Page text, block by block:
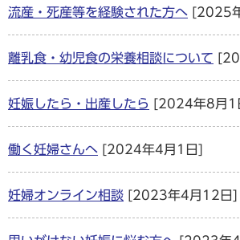
流産・死産等を経験された方へ [2025
離乳食・幼児食の栄養相談について
妊娠したら・出産したら [2024年8月1
働く妊婦さんへ [2024年4月1日]
妊婦オンライン相談 [2023年4月12日]